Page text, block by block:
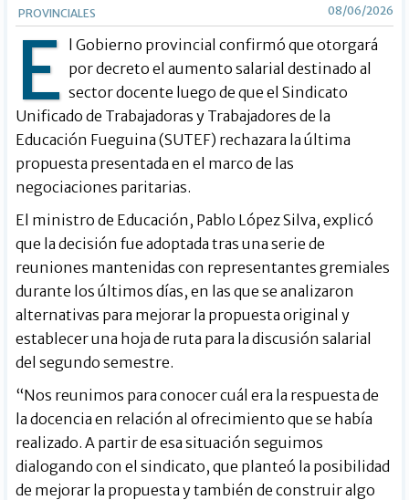
PROVINCIALES 08/06/2026
E l Gobierno provincial confirmó que otorgará
por decreto el aumento salarial destinado al
sector docente luego de que el Sindicato
Unificado de Trabajadoras y Trabajadores de la
Educación Fueguina (SUTEF) rechazara la última
propuesta presentada en el marco de las
negociaciones paritarias.
El ministro de Educación, Pablo López Silva, explicó
que la decisión fue adoptada tras una serie de
reuniones mantenidas con representantes gremiales
durante los últimos días, en las que se analizaron
alternativas para mejorar la propuesta original y
establecer una hoja de ruta para la discusión salarial
del segundo semestre.
“Nos reunimos para conocer cuál era la respuesta de
la docencia en relación al ofrecimiento que se había
realizado. A partir de esa situación seguimos
dialogando con el sindicato, que planteó la posibilidad
de mejorar la propuesta y también de construir algo